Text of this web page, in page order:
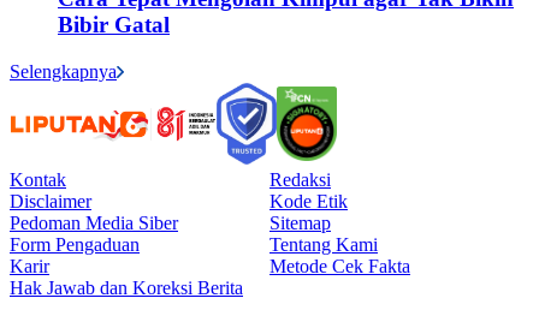
Bibir Gatal
Selengkapnya
Kontak
Redaksi
Disclaimer
Kode Etik
Pedoman Media Siber
Sitemap
Form Pengaduan
Tentang Kami
Karir
Metode Cek Fakta
Hak Jawab dan Koreksi Berita